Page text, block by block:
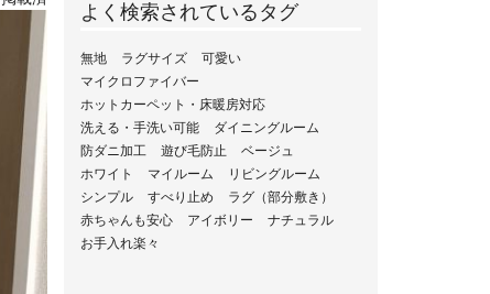
よく検索されているタグ
無地 ラグサイズ
可愛い
マイクロファイバー
ホットカーペット・床暖房対応
洗える・手洗い可能
ダイニングルーム
防ダニ加工
遊び毛防止
ベージュ
ホワイト
マイルーム
リビングルーム
シンプル
すべり止め
ラグ（部分敷き）
赤ちゃんも安心
アイボリー
ナチュラル
お手入れ楽々